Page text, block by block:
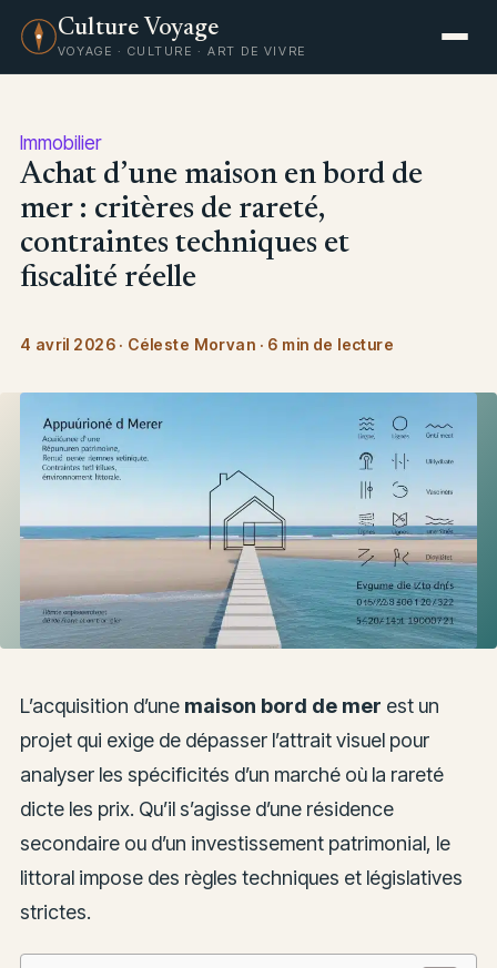
Culture Voyage
VOYAGE · CULTURE · ART DE VIVRE
Immobilier
Achat d’une maison en bord de
mer : critères de rareté,
contraintes techniques et
fiscalité réelle
4 avril 2026 · Céleste Morvan · 6 min de lecture
L’acquisition d’une maison bord de mer est un
projet qui exige de dépasser l’attrait visuel pour
analyser les spécificités d’un marché où la rareté
dicte les prix. Qu’il s’agisse d’une résidence
secondaire ou d’un investissement patrimonial, le
littoral impose des règles techniques et législatives
strictes.